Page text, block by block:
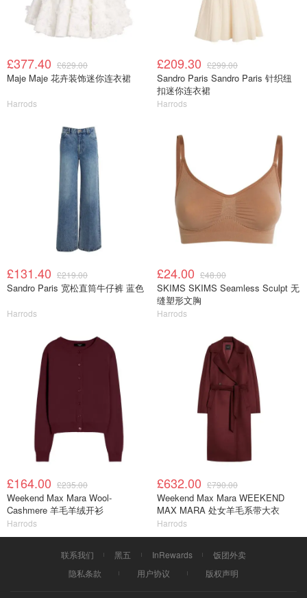
£377.40 £629.00
Maje Maje 花卉装饰迷你连衣裙
Harrods
£209.30 £299.00
Sandro Paris Sandro Paris 针织纽
扣迷你连衣裙
Harrods
£131.40 £219.00
Sandro Paris 宽松直筒牛仔裤 蓝色
Harrods
£24.00 £48.00
SKIMS SKIMS Seamless Sculpt 无
缝塑形文胸
Harrods
£164.00 £235.00
Weekend Max Mara Wool-
Cashmere 羊毛羊绒开衫
Harrods
£632.00 £790.00
Weekend Max Mara WEEKEND
MAX MARA 处女羊毛系带大衣
Harrods
联系我们 黑五 InRewards
饭团外卖
隐私条款
用户协议 版权声明